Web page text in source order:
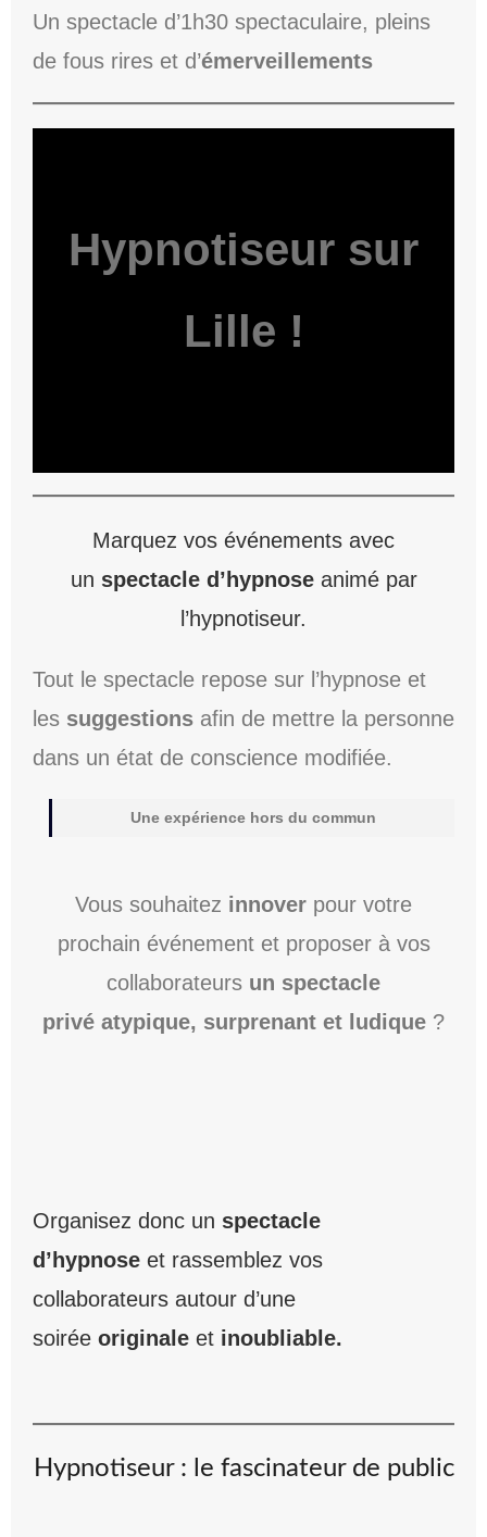
Un spectacle d’1h30 spectaculaire, pleins
de fous rires et d’émerveillements
Hypnotiseur sur
Lille !
Marquez vos événements avec
un spectacle d’hypnose animé par
l’hypnotiseur.
Tout le spectacle repose sur l’hypnose et
les suggestions afin de mettre la personne
dans un état de conscience modifiée.
Une expérience hors du commun
Vous souhaitez innover pour votre
prochain événement et proposer à vos
collaborateurs un spectacle
privé atypique, surprenant et ludique ?
Organisez donc un spectacle
d’hypnose et rassemblez vos
collaborateurs autour d’une
soirée originale et inoubliable.
Hypnotiseur : le fascinateur de public